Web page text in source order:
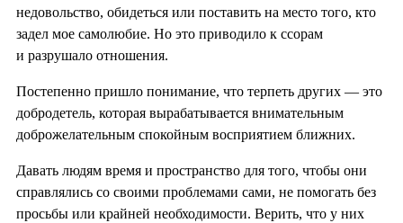
недовольство, обидеться или поставить на место того, кто
задел мое самолюбие. Но это приводило к ссорам
и разрушало отношения.
Постепенно пришло понимание, что терпеть других — это
добродетель, которая вырабатывается внимательным
доброжелательным спокойным восприятием ближних.
Давать людям время и пространство для того, чтобы они
справлялись со своими проблемами сами, не помогать без
просьбы или крайней необходимости. Верить, что у них